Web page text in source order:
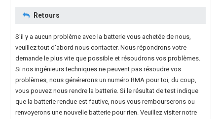
Retours
S'il y a aucun problème avec la batterie vous achetée de nous,
veuillez tout d'abord nous contacter. Nous répondrons votre
demande le plus vite que possible et résoudrons vos problèmes.
Si nos ingénieurs techniques ne peuvent pas résoudre vos
problèmes, nous générerons un numéro RMA pour toi, du coup,
vous pouvez nous rendre la batterie. Si le résultat de test indique
que la batterie rendue est fautive, nous vous rembourserons ou
renvoyerons une nouvelle batterie pour rien. Veuillez visiter notre